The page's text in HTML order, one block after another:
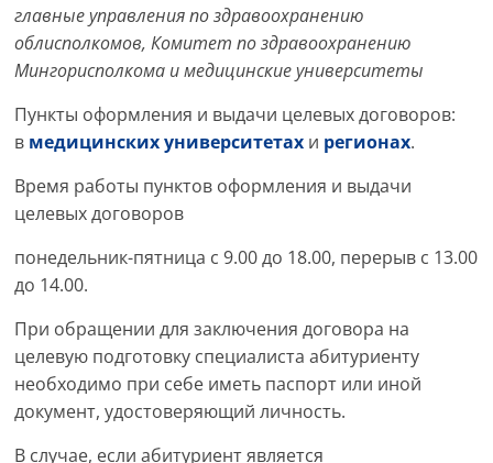
главные управления по здравоохранению
облисполкомов, Комитет по здравоохранению
Мингорисполкома и медицинские университеты
Пункты оформления и выдачи целевых договоров:
в медицинских университетах и регионах.
Время работы пунктов оформления и выдачи
целевых договоров
понедельник-пятница с 9.00 до 18.00, перерыв с 13.00
до 14.00.
При обращении для заключения договора на
целевую подготовку специалиста абитуриенту
необходимо при себе иметь паспорт или иной
документ, удостоверяющий личность.
В случае, если абитуриент является